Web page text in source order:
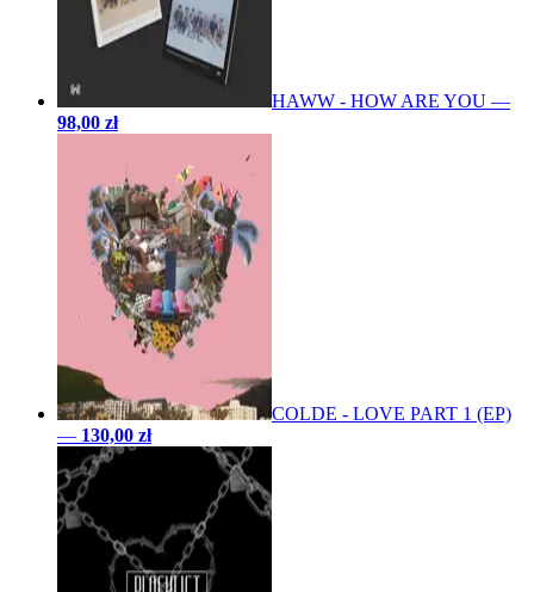
HAWW - HOW ARE YOU —
98,00 zł
COLDE - LOVE PART 1 (EP)
— 130,00 zł